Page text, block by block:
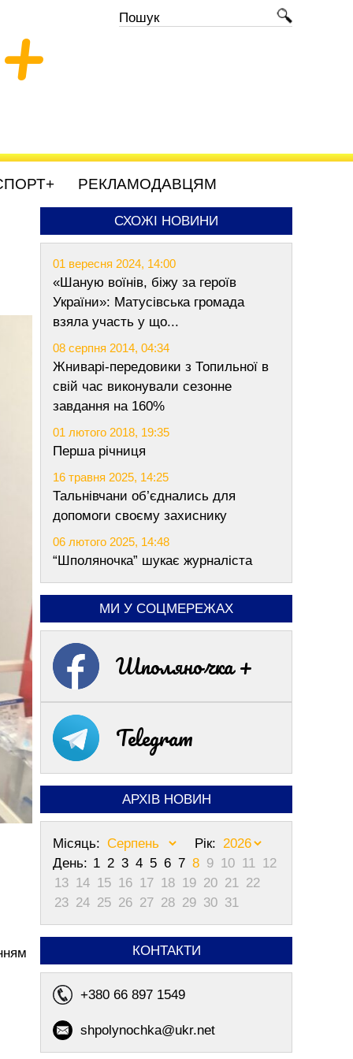
+
РЕКЛАМОДАВЦЯМ
СХОЖІ НОВИНИ
01 вересня 2024, 14:00
«Шаную воїнів, біжу за героїв
України»: Матусівська громада
взяла участь у що...
08 серпня 2014, 04:34
Жниварі-передовики з Топильної в
свій час виконували сезонне
завдання на 160%
01 лютого 2018, 19:35
Перша річниця
16 травня 2025, 14:25
Тальнівчани об’єднались для
допомоги своєму захиснику
06 лютого 2025, 14:48
“Шполяночка” шукає журналіста
МИ У СОЦМЕРЕЖАХ
Шполяночка +
Telegram
АРХІВ НОВИН
Місяць:
Рік:
День: 1 2 3 4 5 6 7 8 9 10 11 12
13 14 15 16 17 18 19 20 21 22
23 24 25 26 27 28 29 30 31
КОНТАКТИ
+380 66 897 1549
shpolynochka@ukr.net